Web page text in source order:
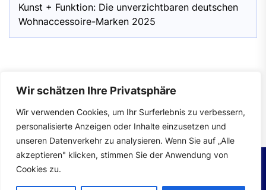
Wir schätzen Ihre Privatsphäre
Wir verwenden Cookies, um Ihr Surferlebnis zu verbessern,
personalisierte Anzeigen oder Inhalte einzusetzen und
unseren Datenverkehr zu analysieren. Wenn Sie auf „Alle
akzeptieren" klicken, stimmen Sie der Anwendung von
Cookies zu.
Kunst + Funktion: Die unverzichtbaren deutschen
Wohnaccessoire-Marken 2025
Impressum|Datenschutzerklärung